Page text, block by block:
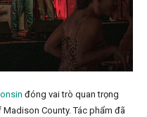
đóng vai trò quan trọng
County. Tác phẩm đã